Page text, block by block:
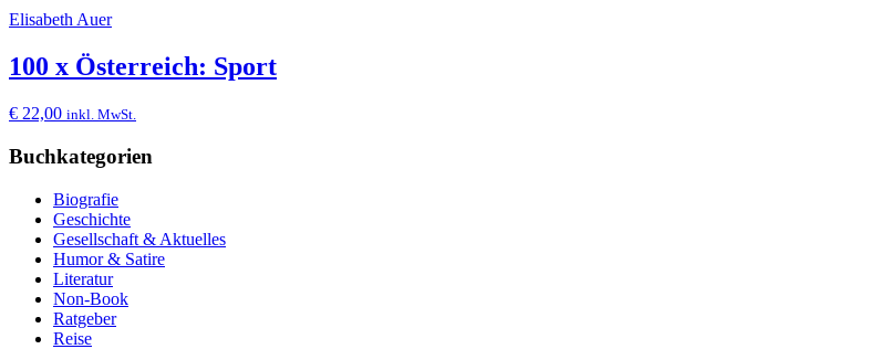
Elisabeth Auer
100 x Österreich: Sport
€ 22,00 inkl. MwSt.
Buchkategorien
Biografie
Geschichte
Gesellschaft & Aktuelles
Humor & Satire
Literatur
Non-Book
Ratgeber
Reise